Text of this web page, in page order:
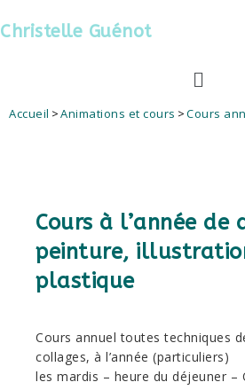
Christelle Guénot
Accueil >Animations et cours >Cours
Cours à l’année de
peinture,
plastique
Cours annuel toutes techniques
collages, à l’année (particuliers)
les mardis – heure du déjeuner –